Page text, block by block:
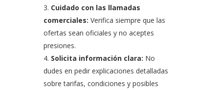
Cuidado con las llamadas
comerciales: Verifica siempre que las
ofertas sean oficiales y no aceptes
presiones.
Solicita información clara: No
dudes en pedir explicaciones detalladas
sobre tarifas, condiciones y posibles